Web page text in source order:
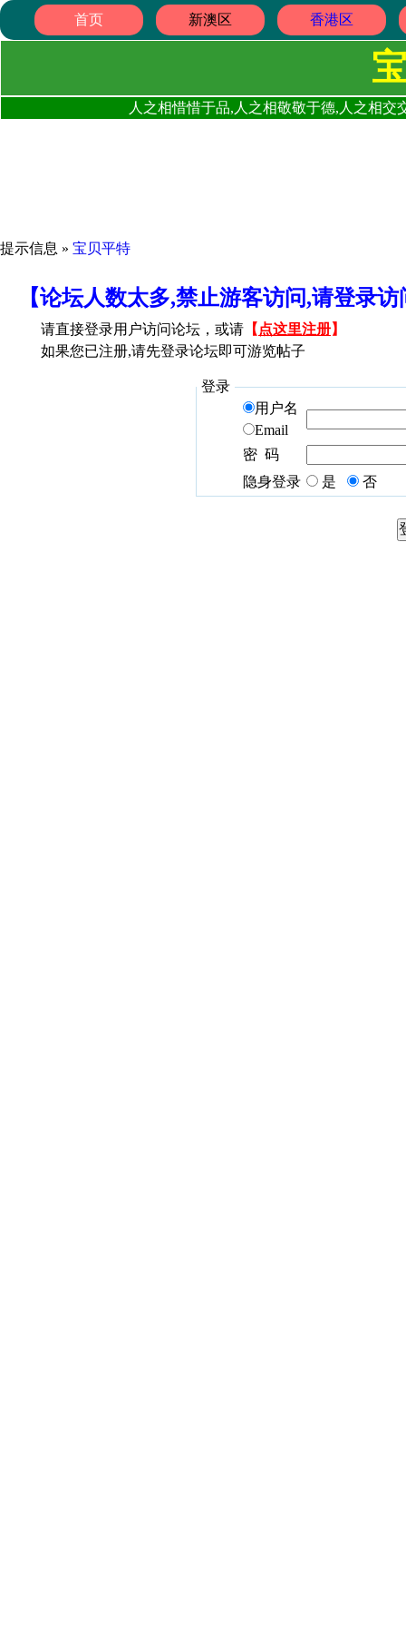
首页 新澳区 香港区
人之相惜惜于品,人之相敬敬于德,人之相
提示信息 » 宝贝平特
【论坛人数太多,禁止游客访问,请登录
请直接登录用户访问论坛，或请 【 点这里注册】
如果您已注册,请先登录论坛即可游览帖子
登录
用户名
Email
密 码
隐身登录
是 否